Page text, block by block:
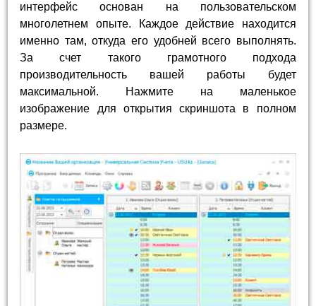
интерфейс основан на пользовательском
многолетнем опыте. Каждое действие находится
именно там, откуда его удобней всего выполнять.
За счет такого грамотного подхода
производительность вашей работы будет
максимальной. Нажмите на маленькое
изображение для открытия скриншота в полном
размере.